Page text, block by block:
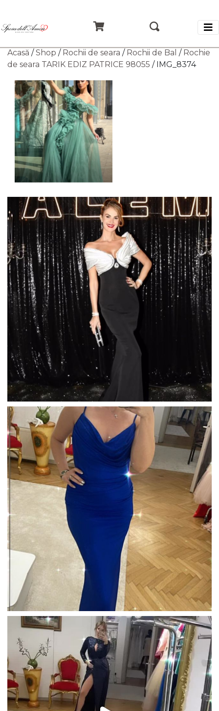
Acasă /Shop / Rochii de seara / Rochii de Bal / Rochie
de seara TARIK EDIZ PATRICE 98055 / IMG_8374